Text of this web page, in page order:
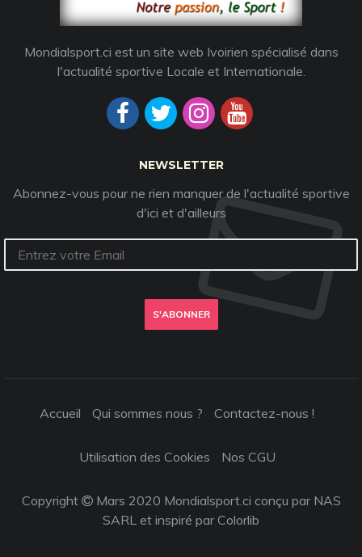
Mondialsport.ci est un site web Ivoirien spécialisé dans
l'actualité sportive Locale et Internationale.
NEWSLETTER
Abonnez-vous pour ne rien manquer de l'actualité sportive
d'ici et d'ailleurs
S'ABONNER
Accueil Qui sommes nous ? Contactez-nous !
Utilisation des Cookies Nos CGU
Copyright
Mars 2020 Mondialsport.ci conçu par NAS
SARL et inspiré parColorlib